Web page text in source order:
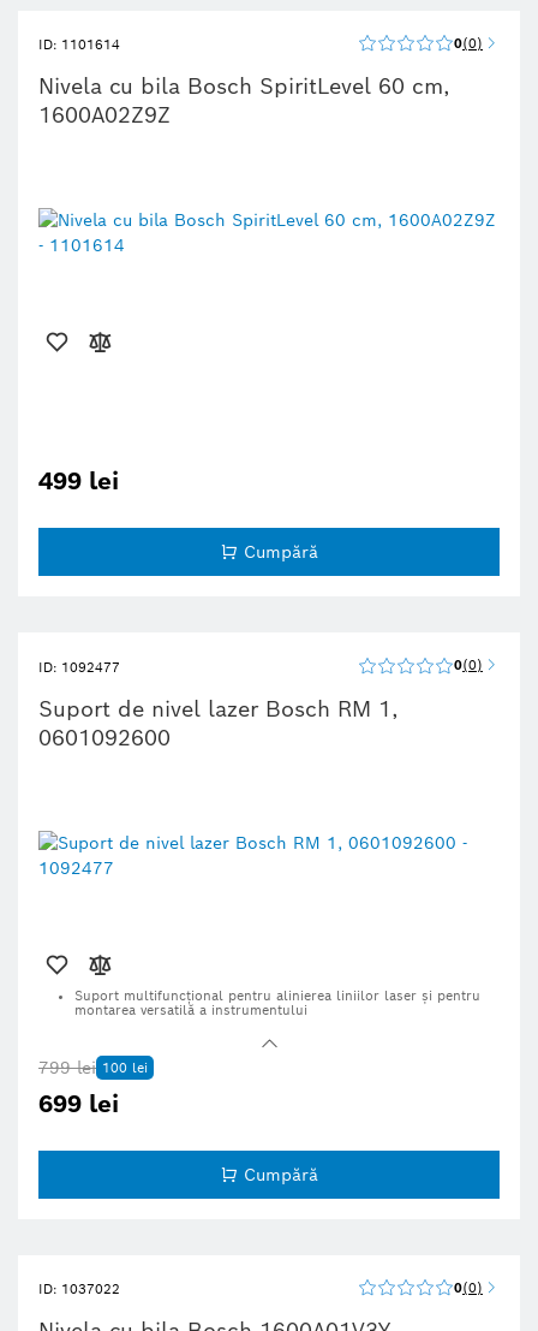
ID: 1101614 0 0
Nivela cu bila Bosch SpiritLevel 60 cm,
1600A02Z9Z
499 lei
Cumpără
ID: 1092477 0 0
Suport de nivel lazer Bosch RM 1,
0601092600
Suport multifuncțional pentru alinierea liniilor laser și pentru
montarea versatilă a instrumentului
799 lei 100 lei
699 lei
Cumpără
ID: 1037022 0 0